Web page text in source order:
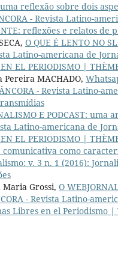
reflexão sobre dois
- Revista Latino-
reflexões e relatos de
O QUE É LENTO NO
Latino-americana de
EL PERIODISMO |
MACHADO,
- Revista Latino-
E PODCAST: uma
Latino-americana de
EL PERIODISMO |
como
v. 3 n. 1 (2016):
Grossi, O
- Revista Latino-
Libres en el Periodismo